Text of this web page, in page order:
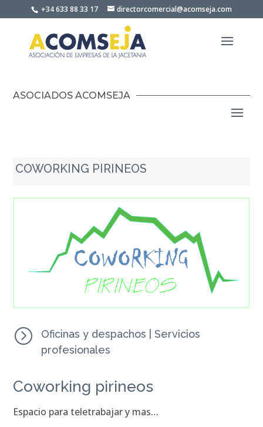
to
+34 633 88 33 17 directorcomercial@acomseja.com
ASOCIADOS ACOMSEJA
COWORKING PIRINEOS
= Oficinas y despachos
Servicios
profesionales
Coworking pirineos
Espacio para teletrabajar y mas…